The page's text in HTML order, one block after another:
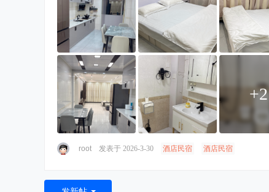
+2
root 发表于 2026-3-30 酒店民宿 酒店民宿